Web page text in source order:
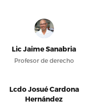
Lic Jaime Sanabria
Profesor de derecho
Lcdo Josué Cardona
Hernández